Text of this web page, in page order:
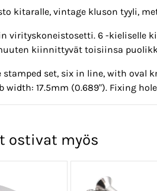
kitaralle, vintage kluson tyyli,
virityskoneistosetti. 6 -kieliselle
kiinnittyvät toisiinsa
stamped set, six in line, with oval
width: 17.5mm (0.689"). Fixing
ostivat myös